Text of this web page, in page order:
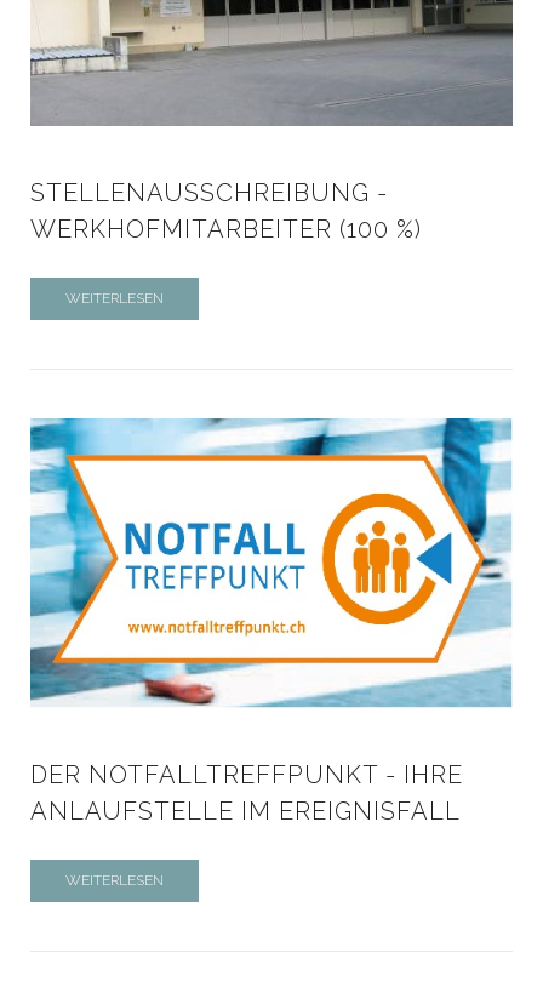
STELLENAUSSCHREIBUNG -
WERKHOFMITARBEITER (100 %)
WEITERLESEN
DER NOTFALLTREFFPUNKT - IHRE
ANLAUFSTELLE IM EREIGNISFALL
WEITERLESEN